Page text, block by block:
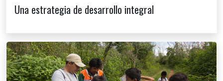
Una estrategia de desarrollo integral